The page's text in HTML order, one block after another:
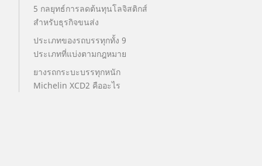
5 กลยุทธ์การลดต้นทุนโลจิสติกส์
สำหรับธุรกิจขนส่ง
ประเภทของรถบรรทุกทั้ง 9
ประเภทที่แบ่งตามกฎหมาย
ยางรถกระบะบรรทุกหนัก
Michelin XCD2 คืออะไร